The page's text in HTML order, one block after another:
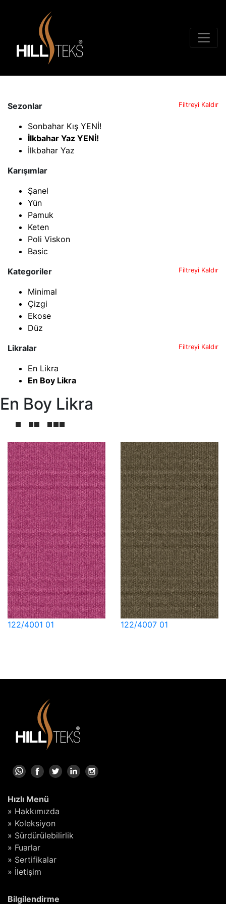
Sezonlar Filtreyi Kaldır
Sonbahar Kış YENİ!
İlkbahar Yaz YENİ!
İlkbahar Yaz
Karışımlar
Şanel
Yün
Pamuk
Keten
Poli Viskon
Basic
Kategoriler
Filtreyi Kaldır
Minimal
Çizgi
Ekose
Düz
Likralar
Filtreyi Kaldır
En Likra
En Boy Likra
En Boy Likra
122/4001 01 122/4007 01
Hızlı Menü
» Hakkımızda
» Koleksiyon
» Sürdürülebilirlik
» Fuarlar
» Sertifikalar
» İletişim
Bilgilendirme